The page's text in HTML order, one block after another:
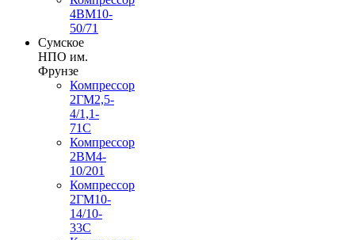
4ВМ10-
50/71
Сумское
НПО им.
Фрунзе
Компрессор
2ГМ2,5-
4/1,1-
71С
Компрессор
2ВМ4-
10/201
Компрессор
2ГМ10-
14/10-
33С